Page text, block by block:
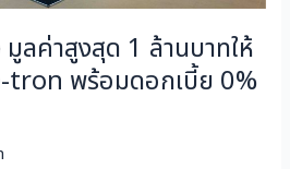
ลค่าสูงสุด 1 ล้านบาทให้
tron พร้อมดอกเบี้ย 0%